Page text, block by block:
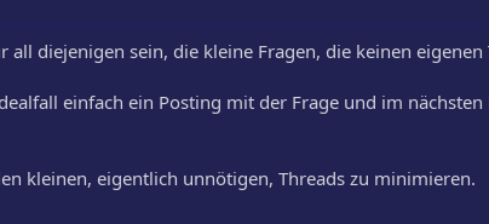
all diejenigen sein, die kleine Fragen, die keinen eigenen
einfach ein Posting mit der Frage und im nächsten
kleinen, eigentlich unnötigen, Threads zu minimieren.